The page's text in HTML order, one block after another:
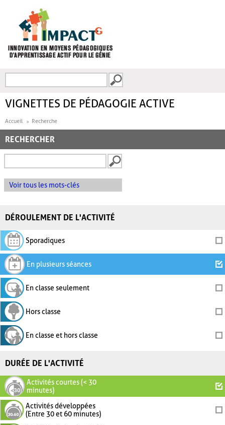
FORMULAIRE DE
VIGNETTES DE PÉDAGOGIE ACTIVE
Accueil Recherche
RECHERCHER
Voir tous les mots-clés
DÉROULEMENT DE L'ACTIVITÉ
Sporadiques
En plusieurs séances
En classe seulement
Hors classe
En classe et hors classe
DURÉE DE L'ACTIVITÉ
Activités courtes (< 30
minutes)
Activités développées
(Entre 30 et 60 minutes)